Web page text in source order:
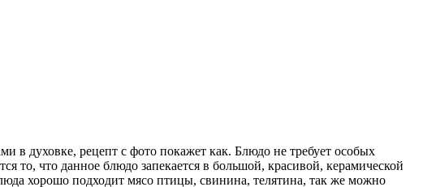
в духовке, рецепт с фото покажет как. Блюдо не требует особых
то, что данное блюдо запекается в большой, красивой, керамической
хорошо подходит мясо птицы, свинина, телятина, так же можно